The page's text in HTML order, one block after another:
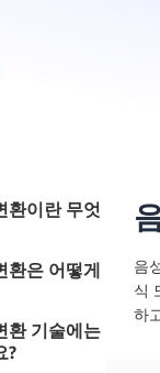
환이란 무엇
환은 어떻게
환 기술에는
?
음
식
하